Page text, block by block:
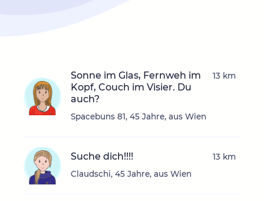
Sonne im Glas, Fernweh im
Kopf, Couch im Visier. Du
auch?
Spacebuns 81, 45 Jahre, aus Wien
13 km
Suche dich!!!!
Claudschi, 45 Jahre, aus Wien
13 km